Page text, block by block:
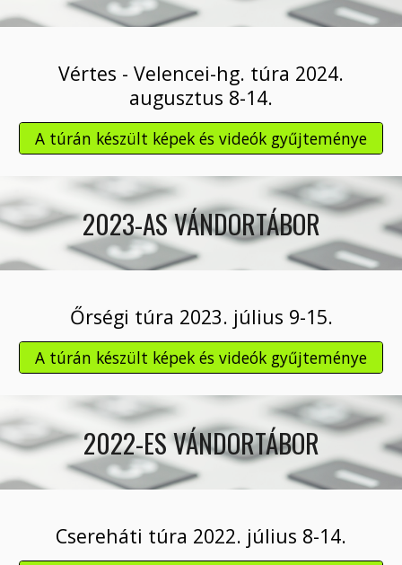
Vértes - Velencei-hg. túra 2024.
augusztus 8-14.
A túrán készült képek és videók gyűjteménye
2023-AS VÁNDORTÁBOR
Őrségi túra 2023. július 9-15.
A túrán készült képek és videók gyűjteménye
2022-ES VÁNDORTÁBOR
Csereháti túra 2022. július 8-14.